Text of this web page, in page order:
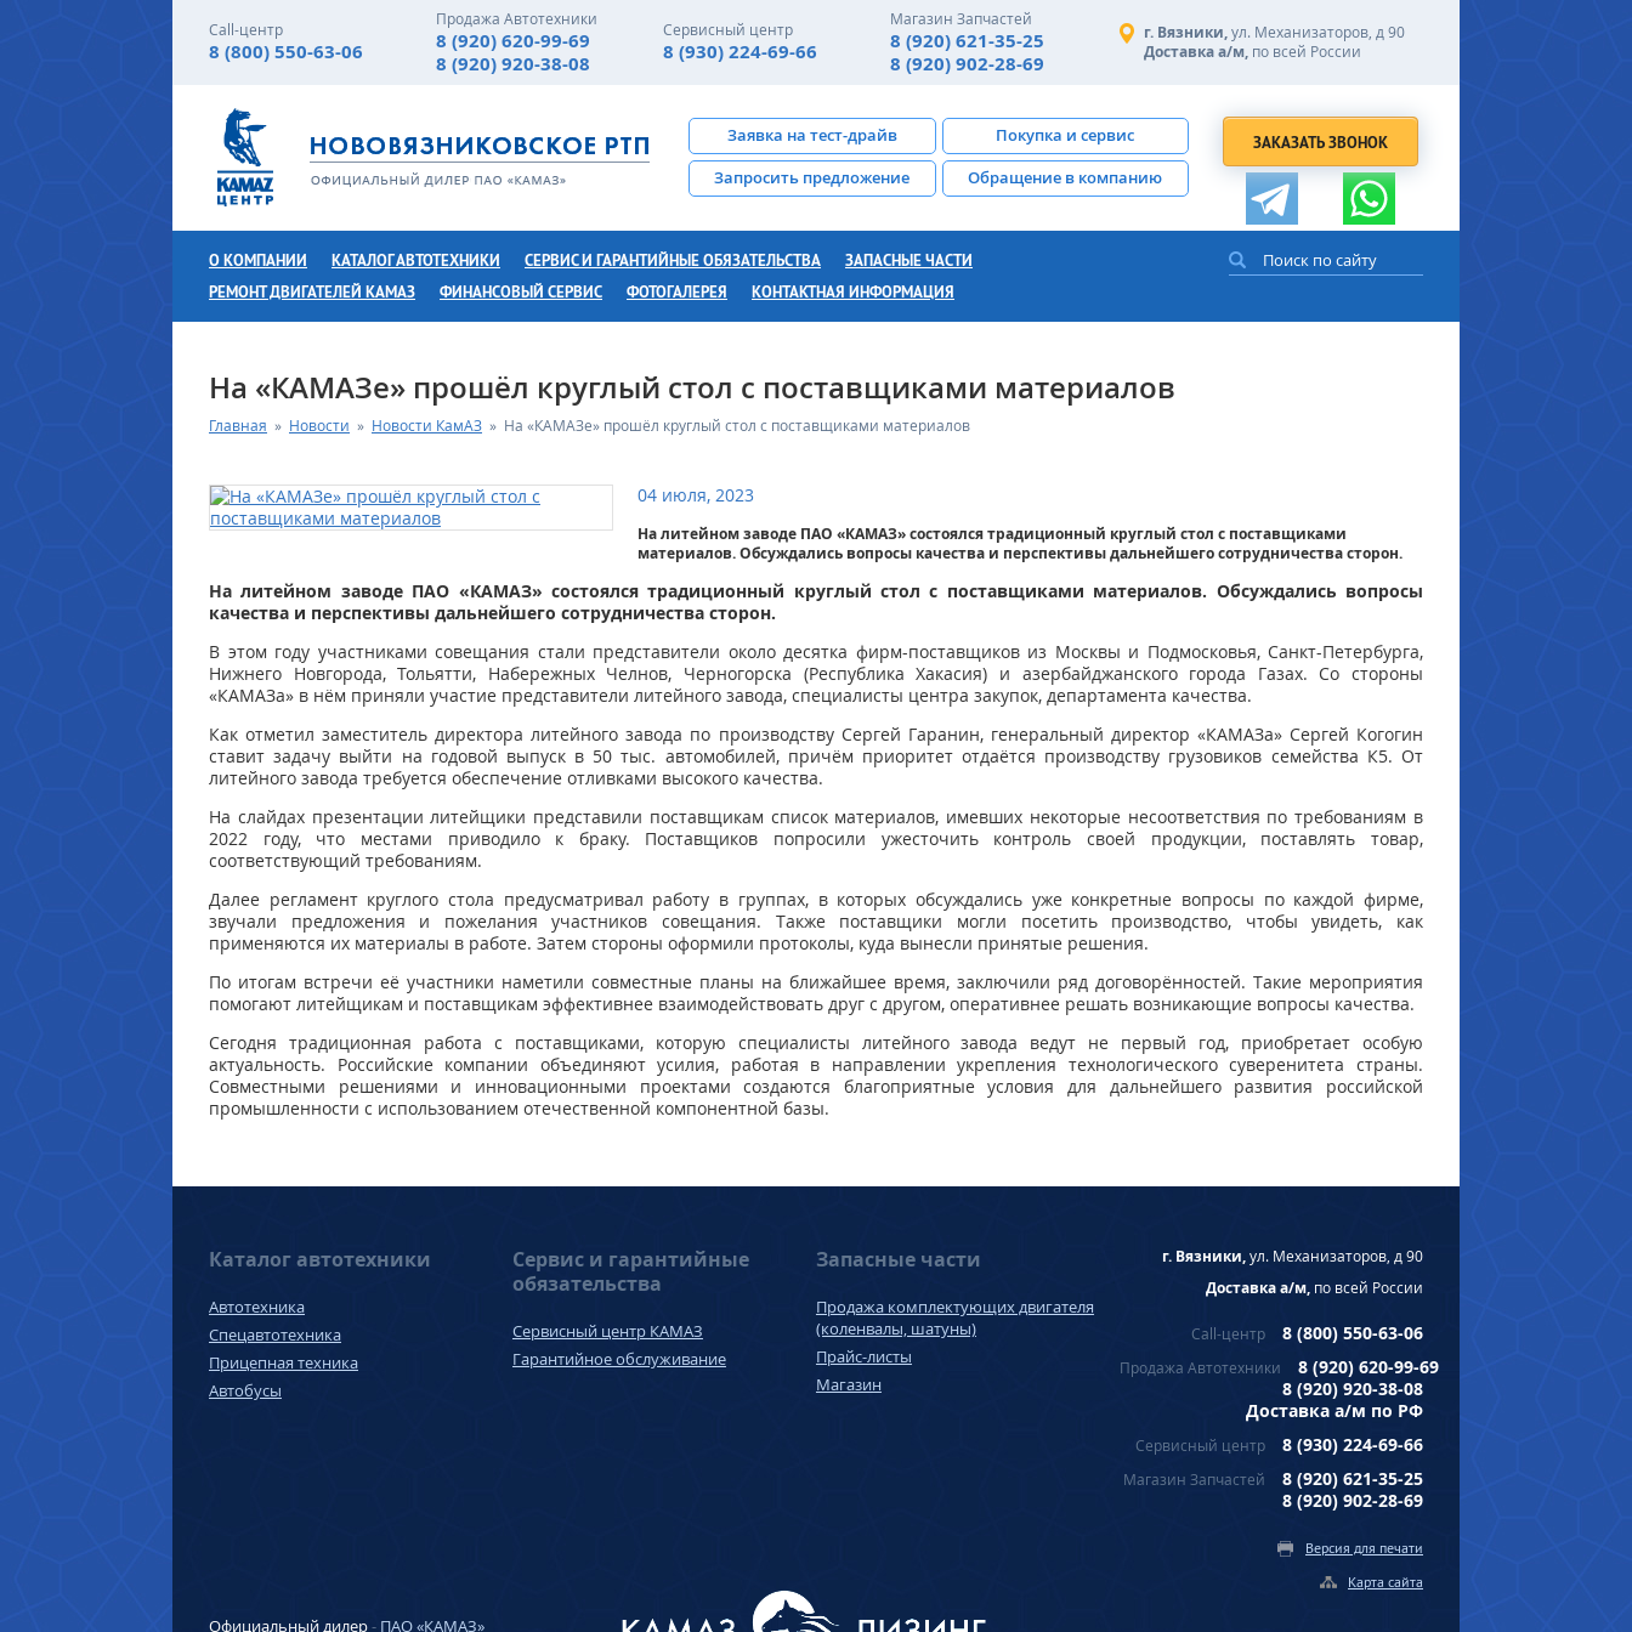
Call-центр
8 (800) 550-63-06
Продажа Автотехники
8 (920) 620-99-69
8 (920) 920-38-08
Сервисный центр
8 (930) 224-69-66
Магазин Запчастей
8 (920) 621-35-25
8 (920) 902-28-69
г. Вязники,ул. Механизаторов, д 90
Доставка а/м, по всей России
ЗАКАЗАТЬ ЗВОНОК
Заявка на тест-драйв
Покупка и сервис
Запросить предложение
Обращение в компанию
О КОМПАНИИ КАТАЛОГ АВТОТЕХНИКИ СЕРВИС И ГАРАНТИЙНЫЕ ОБЯЗАТЕЛЬСТВА
ЗАПАСНЫЕ ЧАСТИ
РЕМОНТ ДВИГАТЕЛЕЙ КАМАЗ
ФИНАНСОВЫЙ СЕРВИС ФОТОГАЛЕРЕЯ КОНТАКТНАЯ ИНФОРМАЦИЯ
На «КАМАЗе» прошёл круглый стол с поставщиками материалов
Главная » Новости » Новости КамАЗ » На «КАМАЗе» прошёл круглый стол с поставщиками материалов
04 июля, 2023
На литейном заводе ПАО «КАМАЗ» состоялся традиционный круглый стол с поставщиками
материалов. Обсуждались вопросы качества и перспективы дальнейшего сотрудничества сторон.
На литейном заводе ПАО «КАМАЗ» состоялся традиционный круглый стол с поставщиками материалов. Обсуждались вопросы
качества и перспективы дальнейшего сотрудничества сторон.
В этом году участниками совещания стали представители около десятка фирм-поставщиков из Москвы и Подмосковья, Санкт-Петербурга,
Нижнего Новгорода, Тольятти, Набережных Челнов, Черногорска (Республика Хакасия) и азербайджанского города Газах. Со стороны
«КАМАЗа» в нём приняли участие представители литейного завода, специалисты центра закупок, департамента качества.
Как отметил заместитель директора литейного завода по производству Сергей Гаранин, генеральный директор «КАМАЗа» Сергей Когогин
ставит задачу выйти на годовой выпуск в 50 тыс. автомобилей, причём приоритет отдаётся производству грузовиков семейства К5. От
литейного завода требуется обеспечение отливками высокого качества.
На слайдах презентации литейщики представили поставщикам список материалов, имевших некоторые несоответствия по требованиям в
2022 году, что местами приводило к браку. Поставщиков попросили ужесточить контроль своей продукции, поставлять товар,
соответствующий требованиям.
Далее регламент круглого стола предусматривал работу в группах, в которых обсуждались уже конкретные вопросы по каждой фирме,
звучали предложения и пожелания участников совещания. Также поставщики могли посетить производство, чтобы увидеть, как
применяются их материалы в работе. Затем стороны оформили протоколы, куда вынесли принятые решения.
По итогам встречи её участники наметили совместные планы на ближайшее время, заключили ряд договорённостей. Такие мероприятия
помогают литейщикам и поставщикам эффективнее взаимодействовать друг с другом, оперативнее решать возникающие вопросы качества.
Сегодня традиционная работа с поставщиками, которую специалисты литейного завода ведут не первый год, приобретает особую
актуальность. Российские компании объединяют усилия, работая в направлении укрепления технологического суверенитета страны.
Совместными решениями и инновационными проектами создаются благоприятные условия для дальнейшего развития российской
промышленности с использованием отечественной компонентной базы.
Каталог автотехники
Автотехника
Спецавтотехника
Прицепная техника
Автобусы
Сервис и гарантийные
обязательства
Сервисный центр КАМАЗ
Гарантийное обслуживание
Запасные части
Продажа комплектующих двигателя
(коленвалы, шатуны)
Прайс-листы
Магазин
г. Вязники,ул. Механизаторов, д 90
Доставка а/м, по всей России
Call-центр 8 (800) 550-63-06
Продажа Автотехники
8 (920) 620-99-69
8 (920) 920-38-08
Доставка а/м по РФ
Сервисный центр 8 (930) 224-69-66
Магазин Запчастей
8 (920) 621-35-25
8 (920) 902-28-69
Версия для печати
Карта сайта
Официальный дилер- ПАО «КАМАЗ»